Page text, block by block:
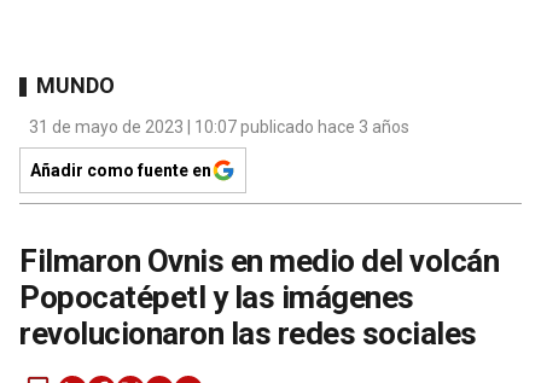
MUNDO
31 de mayo de 2023 | 10:07 publicado hace 3 años
Añadir como fuente en
Filmaron Ovnis en medio del volcán
Popocatépetl y las imágenes
revolucionaron las redes sociales